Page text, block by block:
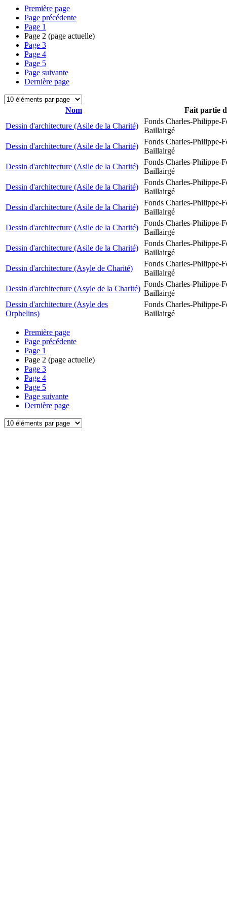
Première page
Page précédente
Page 1
Page 2 (page actuelle)
Page 3
Page 4
Page 5
Page suivante
Dernière page
Nom
Fait partie
Dessin d'architecture (Asile de la Charité)
Fonds Charles-Philippe-
Baillairgé
Dessin d'architecture (Asile de la Charité)
Fonds Charles-Philippe-
Baillairgé
Dessin d'architecture (Asile de la Charité)
Fonds Charles-Philippe-
Baillairgé
Dessin d'architecture (Asile de la Charité)
Fonds Charles-Philippe-
Baillairgé
Dessin d'architecture (Asile de la Charité)
Fonds Charles-Philippe-
Baillairgé
Dessin d'architecture (Asile de la Charité)
Fonds Charles-Philippe-
Baillairgé
Dessin d'architecture (Asile de la Charité)
Fonds Charles-Philippe-
Baillairgé
Dessin d'architecture (Asyle de Charité)
Fonds Charles-Philippe-
Baillairgé
Dessin d'architecture (Asyle de la Charité)
Fonds Charles-Philippe-
Baillairgé
Dessin d'architecture (Asyle des
Orphelins)
Fonds Charles-Philippe-
Baillairgé
Première page
Page précédente
Page 1
Page 2 (page actuelle)
Page 3
Page 4
Page 5
Page suivante
Dernière page